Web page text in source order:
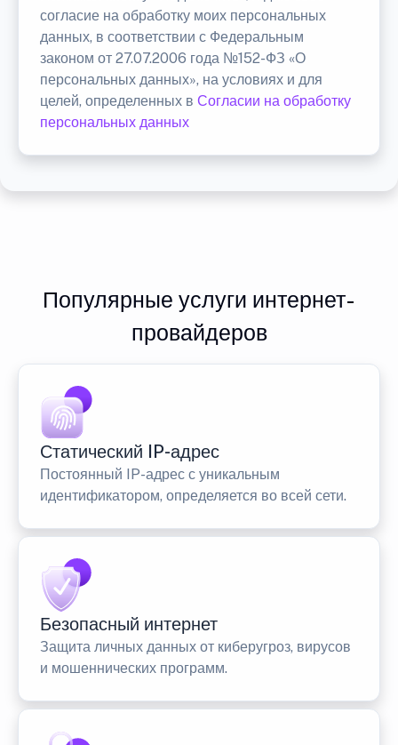
согласие на обработку моих персональных
данных, в соответствии с Федеральным
законом от 27.07.2006 года №152-ФЗ «О
персональных данных», на условиях и для
целей, определенных в Согласии на обработку
персональных данных
Популярные услуги интернет-
провайдеров
Статический IP-адрес
Постоянный IP-адрес с уникальным
идентификатором, определяется во всей сети.
Безопасный интернет
Защита личных данных от киберугроз, вирусов
и мошеннических программ.